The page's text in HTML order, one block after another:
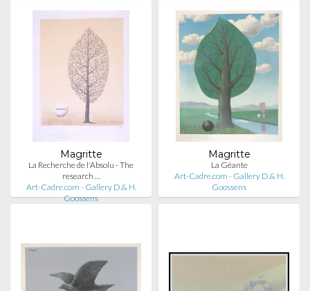
Magritte
La Recherche de l'Absolu - The
research …
Art-Cadre.com - Gallery D.& H.
Goossens
Magritte
La Géante
Art-Cadre.com - Gallery D.& H.
Goossens